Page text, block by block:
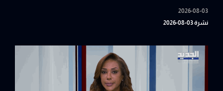
2026-08-03
نشرة 03-08-2026